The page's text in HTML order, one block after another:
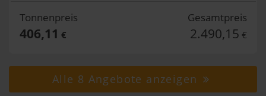
Tonnenpreis
406,11 €
Gesamtpreis
2.490,15 €
Alle 8 Angebote anzeigen